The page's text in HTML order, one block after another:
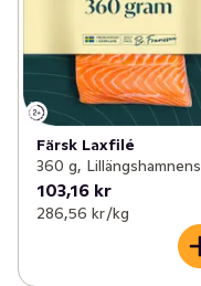
Färsk Laxfilé
360 g, Lillängshamnens
103,16 kr
286,56 kr /kg